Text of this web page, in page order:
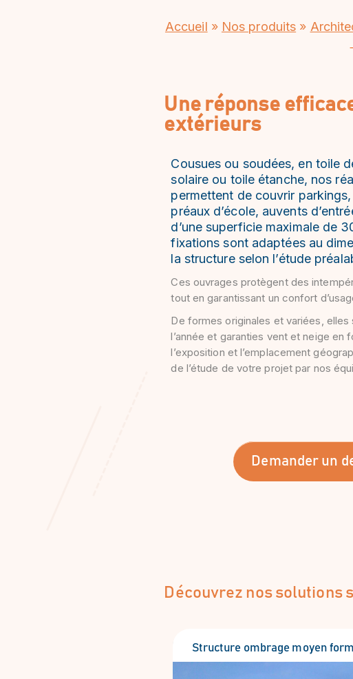
Accueil » Nos produits »
Une réponse
extérieurs
Cousues ou soudées, en toile
solaire ou toile étanche, nos
permettent de couvrir
préaux d’école, auvents
d’une superficie maximale de
fixations sont adaptées au
la structure selon l’étude
Ces ouvrages protègent des
tout en garantissant un confort
De formes originales et variées, elles
l’année et garanties vent et neige en
l’exposition et l’emplacement
de l’étude de votre projet par nos
Demander un
Découvrez nos solutions
Structure ombrage moyen